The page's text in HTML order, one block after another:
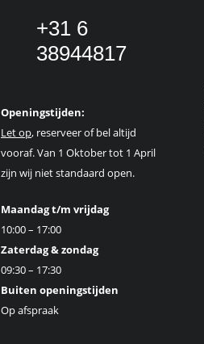
+31 6
38944817
Openingstijden:
Let op, reserveer of bel altijd
vooraf. Van 1 Oktober tot 1 April
zijn wij niet standaard open.
Maandag t/m vrijdag
10:00 – 17:00
Zaterdag & zondag
09:30 – 17:30
Buiten openingstijden
Op afspraak